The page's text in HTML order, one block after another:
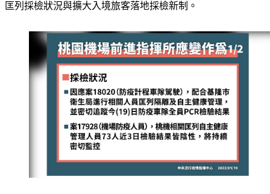
園機場前進指揮所相關應變作為，包括機場防疫人員案17928